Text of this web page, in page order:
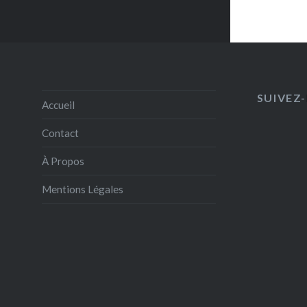
Accueil
Contact
À Propos
Mentions Légales